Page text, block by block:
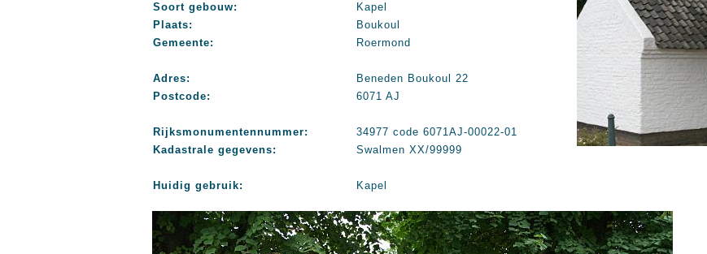
Soort gebouw:
Kapel
Plaats:
Boukoul
Gemeente:
Roermond
Adres:
Beneden Boukoul 22
Postcode:
6071 AJ
Rijksmonumentennummer:
34977 code 6071AJ-00022-01
Kadastrale gegevens:
Swalmen XX/99999
Huidig gebruik: Kapel